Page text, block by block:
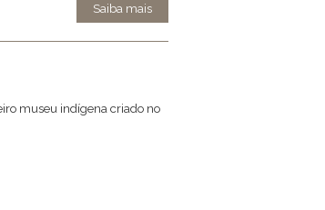
Saiba mais
museu indígena criado no